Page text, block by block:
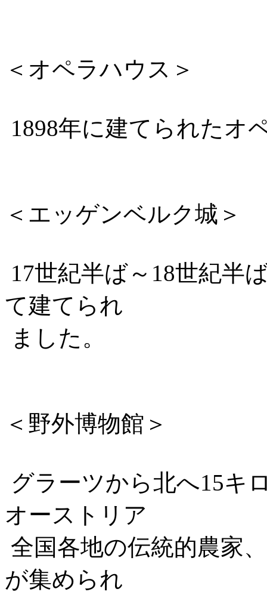
＜オペラハウス＞
1898年に建てられたオ
＜エッゲンベルク城＞
17世紀半ば～18世紀半
て建てられ
ました。
＜野外博物館＞
グラーツから北へ15キ
オーストリア
全国各地の伝統的農家
が集められ